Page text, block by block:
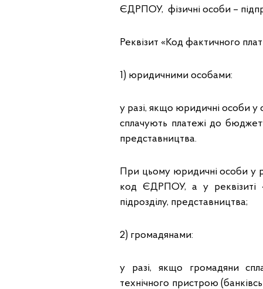
ЄДРПОУ, фізичні особи –
Реквізит «Код фактичного
1) юридичними особами:
у разі, якщо юридичні особи у
сплачують платежі до
представництва.
При цьому юридичні особи у
код ЄДРПОУ, а у реквізиті
підрозділу, представництва;
2) громадянами:
у разі, якщо громадяни
технічного пристрою